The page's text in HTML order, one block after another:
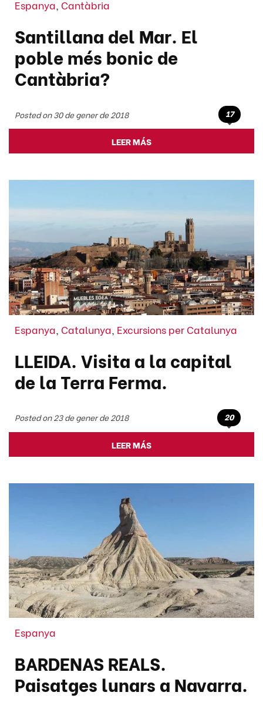
Espanya, Cantàbria
Santillana del Mar. El
poble més bonic de
Cantàbria?
Posted on 30 de gener de 2018 17
LEER MÁS
Espanya Catalunya Excursions per Catalunya
LLEIDA. Visita a la capital
de la Terra Ferma.
Posted on 23 de gener de 2018 20
LEER MÁS
Espanya
BARDENAS REALS.
Paisatges lunars a Navarra.